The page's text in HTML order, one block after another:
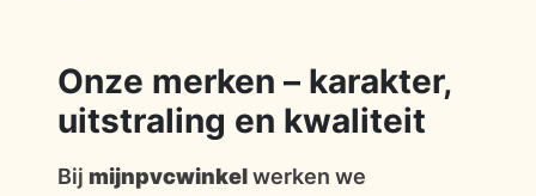
Onze merken – karakter,
uitstraling en kwaliteit
Bij mijnpvcwinkelwerken we